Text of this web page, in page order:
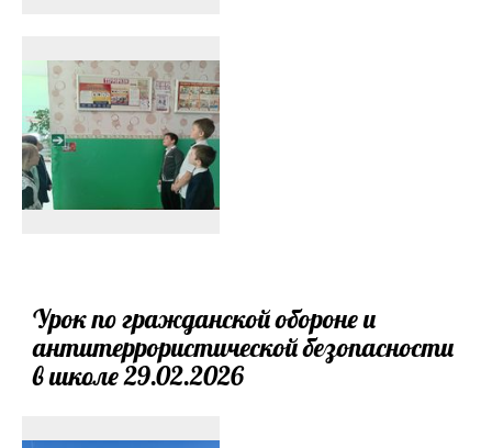
Урок по гражданской обороне и
антитеррористической безопасности
в школе 29.02.2026